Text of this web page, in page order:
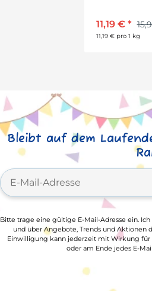
11,19 € *
11,19 € pro 1 kg
Bleibt auf dem
Bitte trage eine gültige E-Mail-Adresse ein.
und über Angebote, Trends und Aktionen
Einwilligung kann jederzeit mit Wirkung
oder am Ende jedes E-